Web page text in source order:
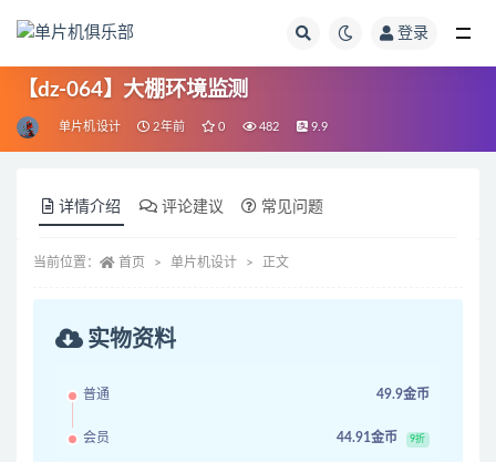
登录
【dz-064】大棚环境监测
单片机设计 2年前 0 482 9.9
详情介绍 评论建议 常见问题
当前位置： 首页 单片机设计 正文
实物资料
普通 49.9金币
会员 44.91金币 9折